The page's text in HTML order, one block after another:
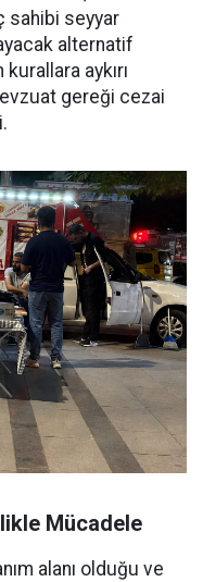
sahibi seyyar
alternatif
aykırı
gereği cezai
Mücadele
alanı olduğu ve